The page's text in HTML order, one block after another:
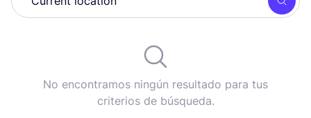
No encontramos ningún resultado para tus
criterios de búsqueda.